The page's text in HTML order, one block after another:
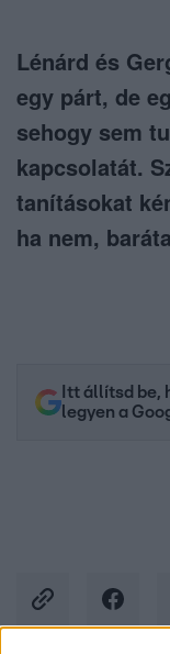
Lénárd és
egy párt, de
sehogy sem
kapcsolatát.
tanításokat
ha nem,
Itt állítsd be,
legyen a